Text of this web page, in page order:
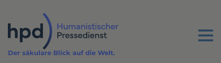
Inhalt
Menu
Der säkulare Blick auf die Welt.